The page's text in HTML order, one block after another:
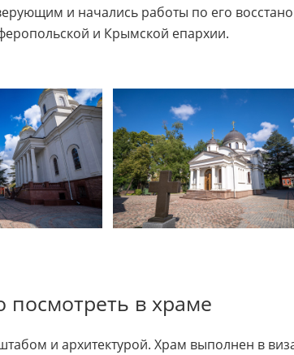
и начались работы по его
и Крымской епархии.
посмотреть в храме
и архитектурой. Храм выполнен в